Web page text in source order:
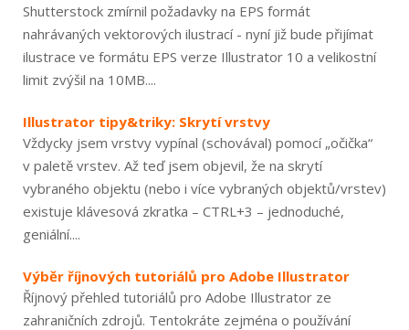
Shutterstock zmírnil požadavky na EPS formát
nahrávaných vektorových ilustrací - nyní již bude přijímat
ilustrace ve formátu EPS verze Illustrator 10 a velikostní
limit zvýšil na 10MB....
Illustrator tipy&triky: Skrytí vrstvy
Vždycky jsem vrstvy vypínal (schovával) pomocí „očička“
v paletě vrstev. Až teď jsem objevil, že na skrytí
vybraného objektu (nebo i více vybraných objektů/vrstev)
existuje klávesová zkratka – CTRL+3 – jednoduché,
geniální....
Výběr říjnových tutoriálů pro Adobe Illustrator
Říjnový přehled tutoriálů pro Adobe Illustrator ze
zahraničních zdrojů. Tentokráte zejména o používání